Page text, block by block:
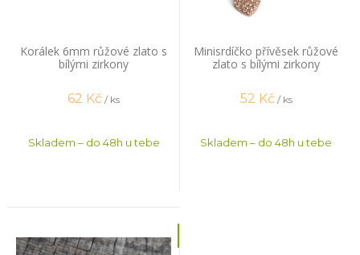
Korálek 6mm růžové zlato s
bílými zirkony
62 Kč / ks
Skladem – do 48h u tebe
Minisrdíčko přívěsek růžové
zlato s bílými zirkony
52 Kč / ks
Skladem – do 48h u tebe